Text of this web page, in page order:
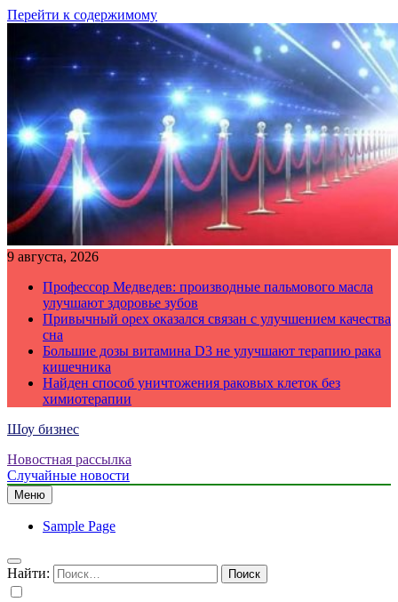
Перейти к содержимому
9 августа, 2026
Профессор Медведев: производные пальмового масла
улучшают здоровье зубов
Привычный орех оказался связан с улучшением качества
сна
Большие дозы витамина D3 не улучшают терапию рака
кишечника
Найден способ уничтожения раковых клеток без
химиотерапии
Шоу бизнес
Новостная рассылка
Случайные новости
Меню
Sample Page
Найти: